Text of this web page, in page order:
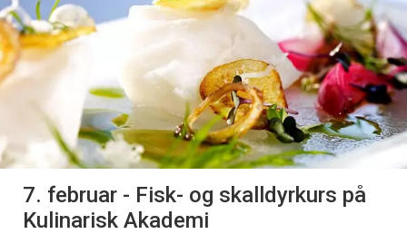
7. februar - Fisk- og skalldyrkurs på
Kulinarisk Akademi